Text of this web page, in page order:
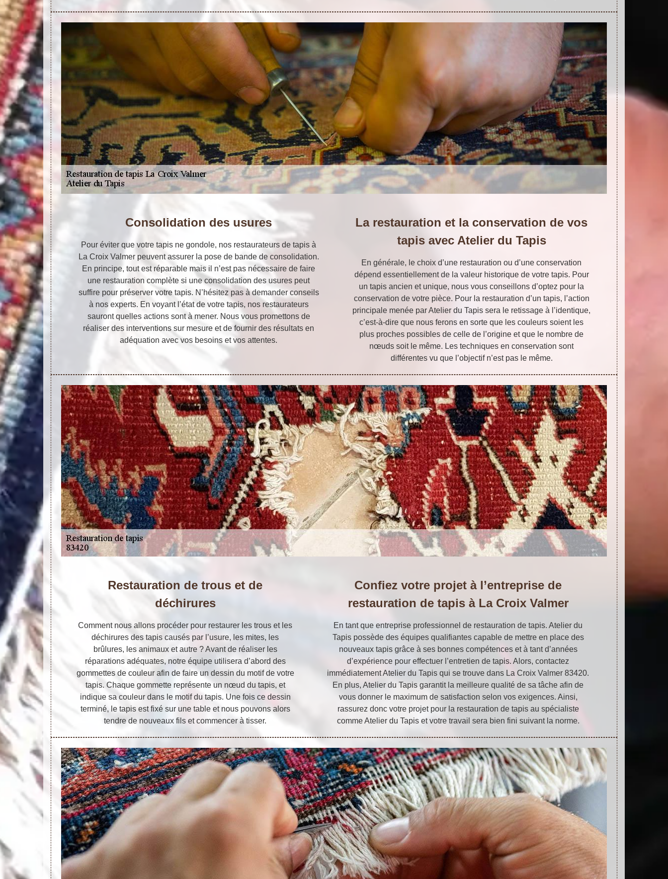
Consolidation des usures
Pour éviter que votre tapis ne gondole, nos restaurateurs de tapis à
La Croix Valmer peuvent assurer la pose de bande de consolidation.
En principe, tout est réparable mais il n’est pas nécessaire de faire
une restauration complète si une consolidation des usures peut
suffire pour préserver votre tapis. N’hésitez pas à demander conseils
à nos experts. En voyant l’état de votre tapis, nos restaurateurs
sauront quelles actions sont à mener. Nous vous promettons de
réaliser des interventions sur mesure et de fournir des résultats en
adéquation avec vos besoins et vos attentes.
La restauration et la conservation de vos
tapis avec Atelier du Tapis
En générale, le choix d’une restauration ou d’une conservation
dépend essentiellement de la valeur historique de votre tapis. Pour
un tapis ancien et unique, nous vous conseillons d’optez pour la
conservation de votre pièce. Pour la restauration d’un tapis, l’action
principale menée par Atelier du Tapis sera le retissage à l’identique,
c’est-à-dire que nous ferons en sorte que les couleurs soient les
plus proches possibles de celle de l’origine et que le nombre de
nœuds soit le même. Les techniques en conservation sont
différentes vu que l’objectif n’est pas le même.
Restauration de trous et de
déchirures
Comment nous allons procéder pour restaurer les trous et les
déchirures des tapis causés par l’usure, les mites, les
brûlures, les animaux et autre ? Avant de réaliser les
réparations adéquates, notre équipe utilisera d’abord des
gommettes de couleur afin de faire un dessin du motif de votre
tapis. Chaque gommette représente un nœud du tapis, et
indique sa couleur dans le motif du tapis. Une fois ce dessin
terminé, le tapis est fixé sur une table et nous pouvons alors
tendre de nouveaux fils et commencer à tisser.
Confiez votre projet à l’entreprise de
restauration de tapis à La Croix Valmer
En tant que entreprise professionnel de restauration de tapis. Atelier du
Tapis possède des équipes qualifiantes capable de mettre en place des
nouveaux tapis grâce à ses bonnes compétences et à tant d’années
d’expérience pour effectuer l’entretien de tapis. Alors, contactez
immédiatement Atelier du Tapis qui se trouve dans La Croix Valmer 83420.
En plus, Atelier du Tapis garantit la meilleure qualité de sa tâche afin de
vous donner le maximum de satisfaction selon vos exigences. Ainsi,
rassurez donc votre projet pour la restauration de tapis au spécialiste
comme Atelier du Tapis et votre travail sera bien fini suivant la norme.